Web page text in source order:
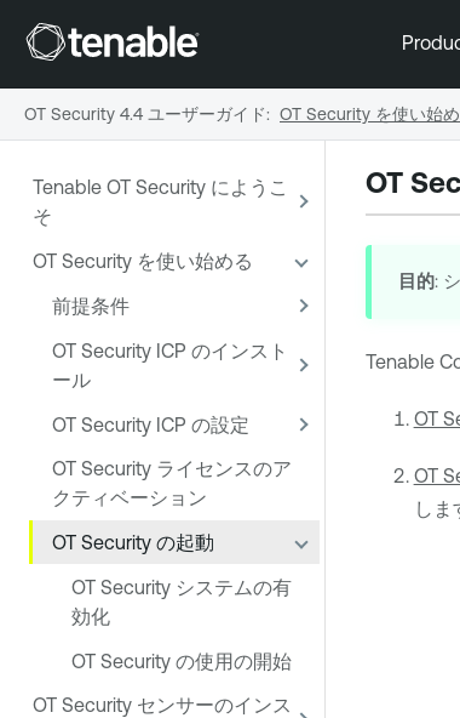
Tenable OT Security にようこ
そ
OT Security を使い始める
前提条件
OT Security ICP のインスト
ール
OT Security ICP の設定
OT Security ライセンスのア
クティベーション
OT Security の起動
OT Security システムの有
効化
OT Security の使用の開始
OT Security センサーのインス
OT
目的:
Tenable
OT
OT
しま
OT Security 4.4 ユーザーガイド: OT Security を使い始